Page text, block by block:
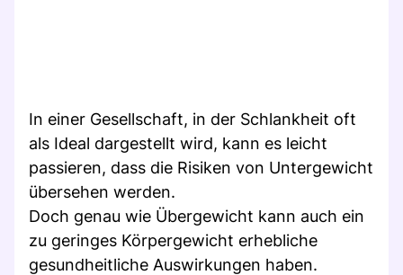
In einer Gesellschaft, in der Schlankheit oft
als Ideal dargestellt wird, kann es leicht
passieren, dass die Risiken von Untergewicht
übersehen werden.
Doch genau wie Übergewicht kann auch ein
zu geringes Körpergewicht erhebliche
gesundheitliche Auswirkungen haben.